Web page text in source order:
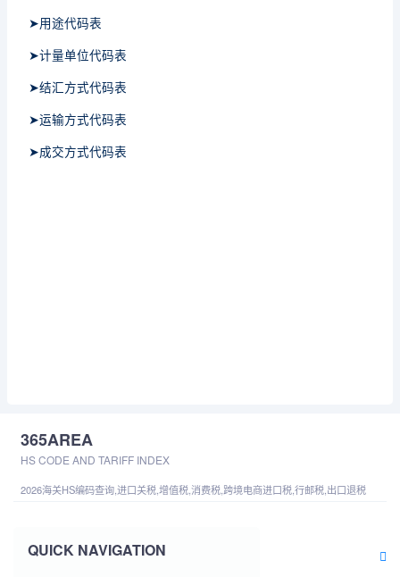
➤用途代码表
➤计量单位代码表
➤结汇方式代码表
➤运输方式代码表
➤成交方式代码表
365AREA
HS CODE AND TARIFF INDEX
2026海关HS编码查询,进口关税,增值税,消费税,跨境电商进口税,行邮税,出口退税
QUICK NAVIGATION